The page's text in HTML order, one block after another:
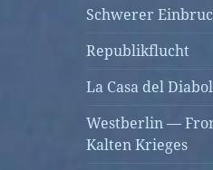
Schwerer
Republikflucht
La Casa del
Westberlin —
Kalten Krieges